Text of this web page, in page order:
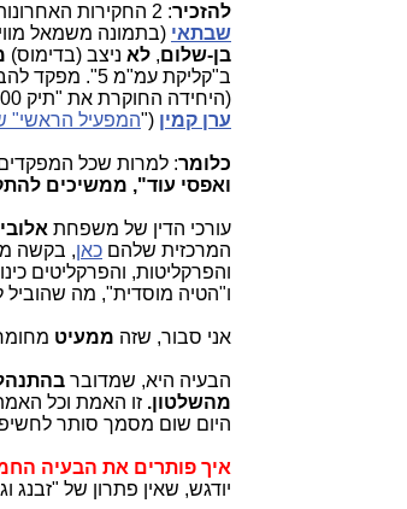
להזכיר: 2 החקירות האחרונות הללו של
שבתאי (בתמונה משמאל
בן-שלום, לא ניצב (בדימוס)
ב"קליקת עמ"מ 5". מפקד להב 433 הוא ניצב
(היחידה החוקרת את "תיק 1000" בלהב 433) הוא תנ"צ
ערן קמין ("המפעיל הראשי" של
כלומר: למרות שכל
ואפסי עוד", ממשיכים
עורכי הדין של משפחת
המרכזית שלהם כאן, בקשה
והפרקליטות, והפרקליטים
ו"הטיה מוסדית", מה שהוביל
אני סבור, שזה ממעיט
הבעיה היא, שמדובר
מהשלטון.
היום שום מסמך סותר
איך פותרים את הבעיה
יודגש, שאין פתרון של "זבנג